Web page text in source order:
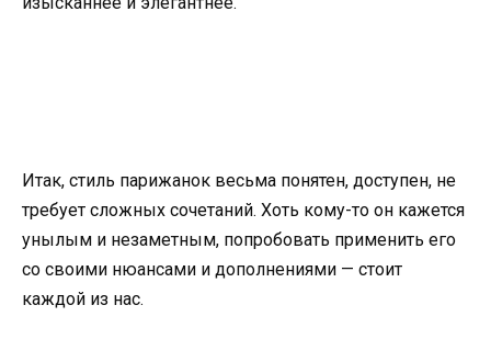
Итак, стиль парижанок весьма понятен, доступен, не
требует сложных сочетаний. Хоть кому-то он кажется
унылым и незаметным, попробовать применить его
со своими нюансами и дополнениями — стоит
каждой из нас.